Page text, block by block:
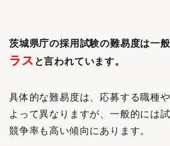
茨城県庁の採用試験の難易度は一
ラス と言われています。
具体的な難易度は、応募する職種
よって異なりますが、一般的には
競争率も高い傾向にあります。